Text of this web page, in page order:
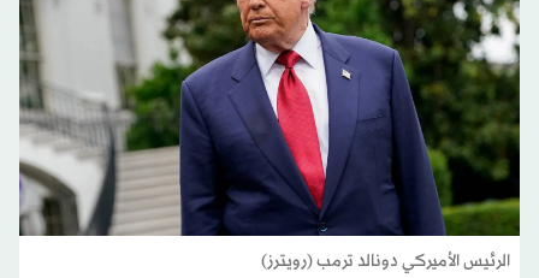
الرئيس الأميركي دونالد ترمب (رويترز)